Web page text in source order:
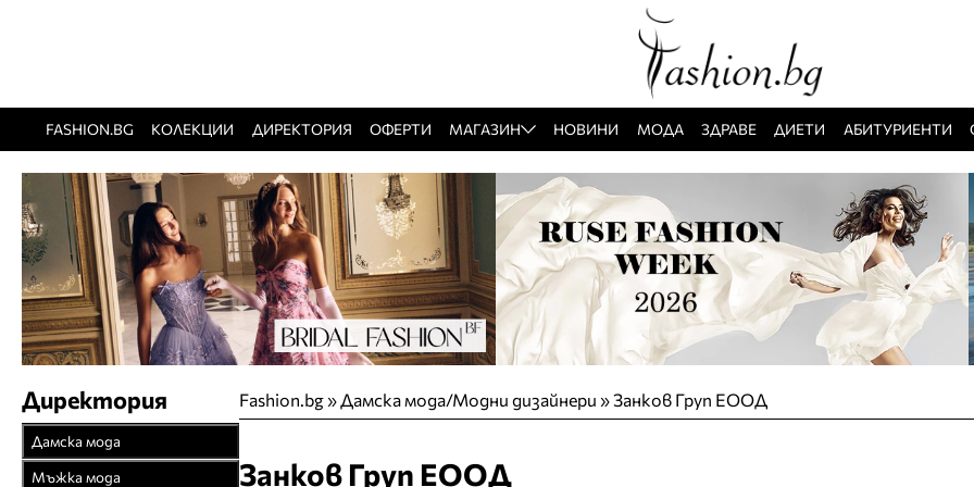
FASHION.BG КОЛЕКЦИИ ДИРЕКТОРИЯ ОФЕРТИ МАГАЗИН НОВИНИ МОДА ЗДРАВЕ ДИЕТИ АБИТУРИЕНТИ
Fashion.bg»Дамска мода/Модни дизайнери »Занков Груп ЕООД
Занков Груп ЕООД
Директория
Дамска мода
Връхни облекла
Мъжка мода